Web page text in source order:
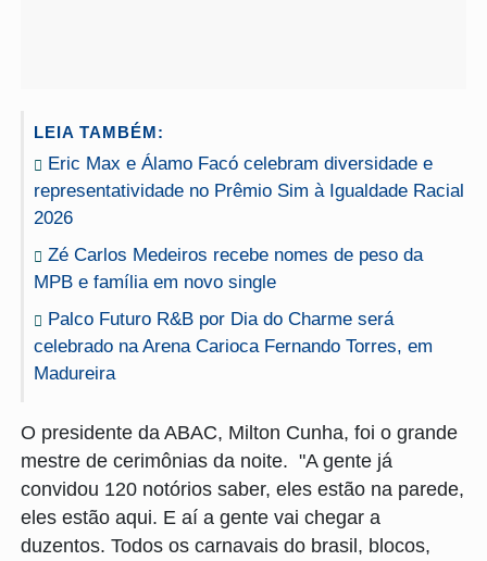
LEIA TAMBÉM:
Eric Max e Álamo Facó celebram diversidade e
representatividade no Prêmio Sim à Igualdade Racial
2026
Zé Carlos Medeiros recebe nomes de peso da
MPB e família em novo single
Palco Futuro R&B por Dia do Charme será
celebrado na Arena Carioca Fernando Torres, em
Madureira
O presidente da ABAC, Milton Cunha, foi o grande
mestre de cerimônias da noite. "A gente já
convidou 120 notórios saber, eles estão na parede,
eles estão aqui. E aí a gente vai chegar a
duzentos. Todos os carnavais do brasil, blocos,